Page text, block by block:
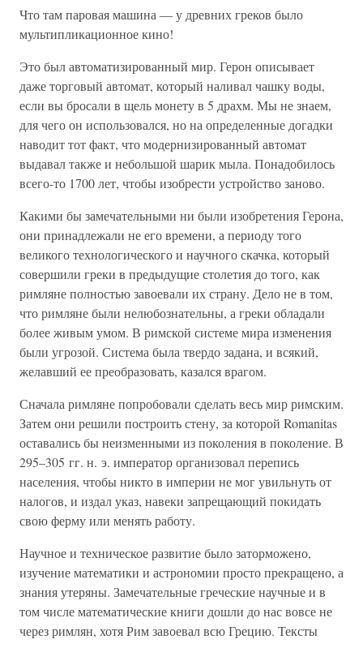
Что там паровая машина — у древних греков было
мультипликационное кино!
Это был автоматизированный мир. Герон описывает
даже торговый автомат, который наливал чашку воды,
если вы бросали в щель монету в 5 драхм. Мы не знаем,
для чего он использовался, но на определенные догадки
наводит тот факт, что модернизированный автомат
выдавал также и небольшой шарик мыла. Понадобилось
всего-то 1700 лет, чтобы изобрести устройство заново.
Какими бы замечательными ни были изобретения Герона,
они принадлежали не его времени, а периоду того
великого технологического и научного скачка, который
совершили греки в предыдущие столетия до того, как
римляне полностью завоевали их страну. Дело не в том,
что римляне были нелюбознательны, а греки обладали
более живым умом. В римской системе мира изменения
были угрозой. Система была твердо задана, и всякий,
желавший ее преобразовать, казался врагом.
Сначала римляне попробовали сделать весь мир римским.
Затем они решили построить стену, за которой Romanitas
оставались бы неизменными из поколения в поколение. В
295–305 гг. н. э. император организовал перепись
населения, чтобы никто в империи не мог увильнуть от
налогов, и издал указ, навеки запрещающий покидать
свою ферму или менять работу.
Научное и техническое развитие было заторможено,
изучение математики и астрономии просто прекращено, а
знания утеряны. Замечательные греческие научные и в
том числе математические книги дошли до нас вовсе не
через римлян, хотя Рим завоевал всю Грецию. Тексты